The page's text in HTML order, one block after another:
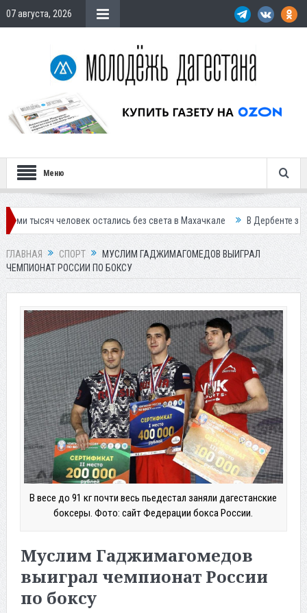
07 августа, 2026
Меню
остались без света в Махачкале В Дербенте застройщик
ГЛАВНАЯ СПОРТ
МУСЛИМ ГАДЖИМАГОМЕДОВ ВЫИГРАЛ
ЧЕМПИОНАТ РОССИИ ПО БОКСУ
В весе до 91 кг почти весь пьедестал заняли дагестанские
боксеры. Фото: сайт Федерации бокса России.
Муслим Гаджимагомедов
выиграл чемпионат России
по боксу